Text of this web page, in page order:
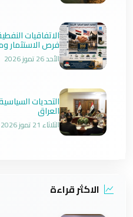
الاتفاقيات
فرص الاستثمار
الأحد 26 تموز 2026
التحديات
العراق
الثلاثاء 21 تموز 2026
الاكثر قراءة